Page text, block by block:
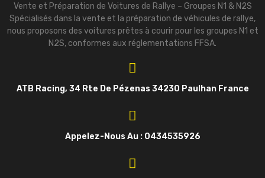
Vente et Préparation de Voitures de Rallye – Groupes N1 & N2S
Spécialisés dans la vente et la préparation de véhicules de rallye,
nous proposons des voitures prêtes à courir pour les groupes N1 et
N2S, conformes aux réglementations FFSA.
ATB Racing, 34 Rte De Pézenas 34230 Paulhan France
Appelez-Nous Au : 0434535926